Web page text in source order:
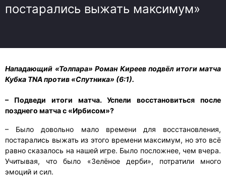
постарались выжать максимум»
Нападающий «Толпара» Роман Киреев подвёл итоги матча
Кубка TNA против «Спутника» (6:1).
– Подведи итоги матча. Успели восстановиться после
позднего матча с «Ирбисом»?
– Было довольно мало времени для восстановления,
постарались выжать из этого времени максимум, но это всё
равно сказалось на нашей игре. Было посложнее, чем вчера.
Учитывая, что было «Зелёное дерби», потратили много
эмоций и сил.